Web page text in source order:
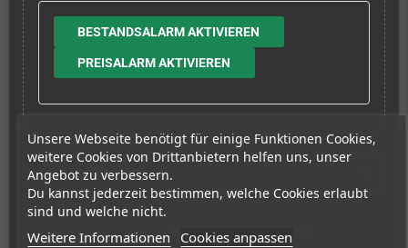
Unsere Webseite benötigt für einige Funktionen Cookies,
weitere Cookies von Drittanbietern helfen uns, unser
Angebot zu verbessern.
Du kannst jederzeit bestimmen, welche Cookies erlaubt
sind und welche nicht.
Weitere Informationen Cookies anpassen
BESTANDSALARM AKTIVIEREN
PREISALARM AKTIVIEREN
Versandkosten
Dieser Artikel wurde bisher